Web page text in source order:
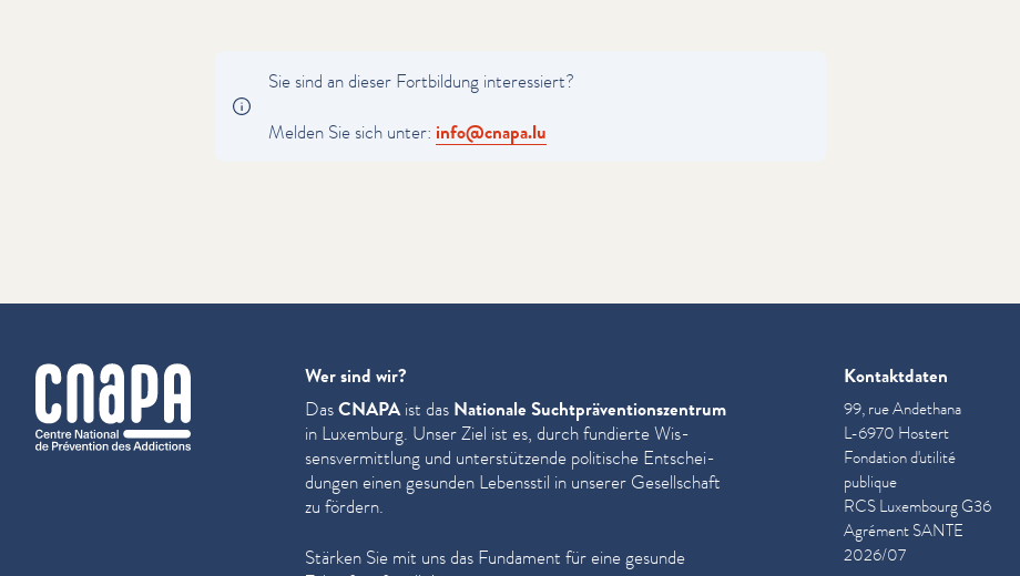
Sie sind an dieser Fortbildung inter­essiert?
Melden Sie sich unter: info@​cnapa.​lu
cnapa
Wer sind wir?
DasCNAPAist das Nationale Sucht­präven­tion­szen­trum
in Luxemburg. Unser Ziel ist es, durch fundierte Wis­
sensver­mit­tlung und unter­stützende politische Entschei­
dun­gen einen gesunden Lebensstil in unserer Gesellschaft
zu fördern.
Stärken Sie mit uns das Fundament für eine gesunde
Kontaktdaten
99, rue Andethana
L-6970 Hostert
Fondation d'utilité
publique
RCS Luxembourg G36
Agrément SANTE
2026/07